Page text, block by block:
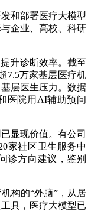
和部署医疗大模型
企业、高校、科研
升诊断效率。截至
7.5万家基层医疗机
层医生压力。数据
医院用AI辅助预问
显现价值。有公司
家社区卫生服务中
诊方向建议，鉴别
构的“外脑”，从居
具，医疗大模型已